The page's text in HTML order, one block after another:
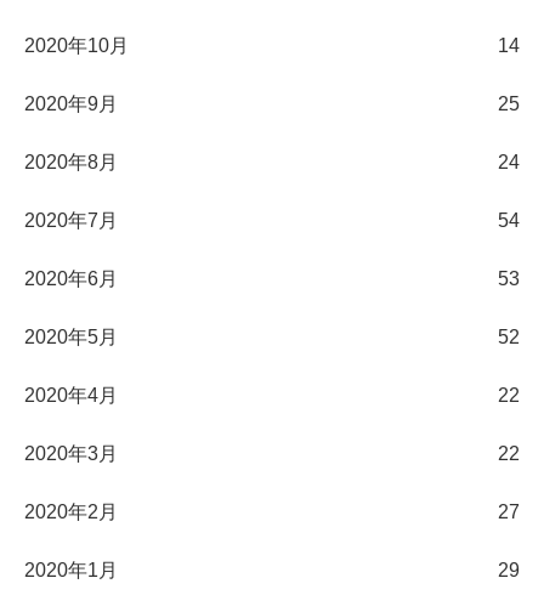
2020年10月 14
2020年9月 25
2020年8月 24
2020年7月 54
2020年6月 53
2020年5月 52
2020年4月 22
2020年3月 22
2020年2月 27
2020年1月 29